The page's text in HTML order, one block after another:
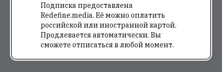
Подписка предоставлена
Redefine.media. Её можно оплатить
российской или иностранной картой.
Продлевается автоматически. Вы
сможете отписаться в любой момент.